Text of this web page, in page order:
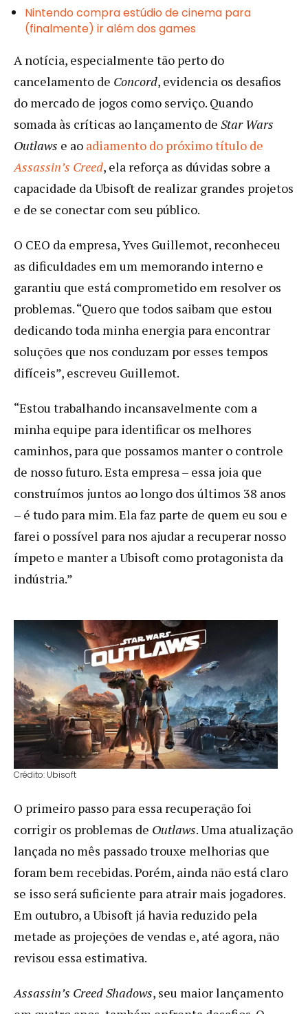
Nintendo compra estúdio de cinema para
(finalmente) ir além dos games
A notícia, especialmente tão perto do
cancelamento de Concord, evidencia os desafios
do mercado de jogos como serviço. Quando
somada às críticas ao lançamento de Star Wars
Outlaws e ao adiamento do próximo título de
Assassin’s Creed, ela reforça as dúvidas sobre a
capacidade da Ubisoft de realizar grandes projetos
e de se conectar com seu público.
O CEO da empresa, Yves Guillemot, reconheceu
as dificuldades em um memorando interno e
garantiu que está comprometido em resolver os
problemas. “Quero que todos saibam que estou
dedicando toda minha energia para encontrar
soluções que nos conduzam por esses tempos
difíceis”, escreveu Guillemot.
“Estou trabalhando incansavelmente com a
minha equipe para identificar os melhores
caminhos, para que possamos manter o controle
de nosso futuro. Esta empresa – essa joia que
construímos juntos ao longo dos últimos 38 anos
– é tudo para mim. Ela faz parte de quem eu sou e
farei o possível para nos ajudar a recuperar nosso
ímpeto e manter a Ubisoft como protagonista da
indústria.”
Crédito: Ubisoft
O primeiro passo para essa recuperação foi
corrigir os problemas de Outlaws. Uma atualização
lançada no mês passado trouxe melhorias que
foram bem recebidas. Porém, ainda não está claro
se isso será suficiente para atrair mais jogadores.
Em outubro, a Ubisoft já havia reduzido pela
metade as projeções de vendas e, até agora, não
revisou essa estimativa.
Assassin’s Creed Shadows, seu maior lançamento